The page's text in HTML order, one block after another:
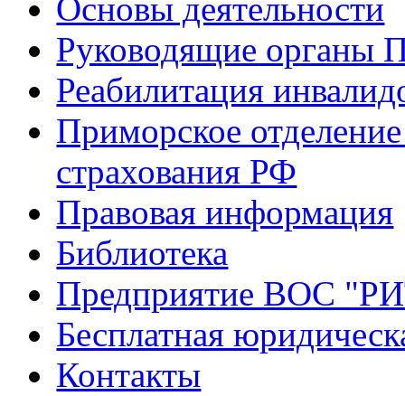
Основы деятельности
Руководящие органы
Реабилитация
Приморское
страхования РФ
Правовая информация
Библиотека
Предприятие ВОС
Бесплатная
Контакты